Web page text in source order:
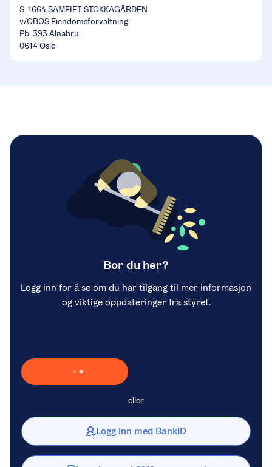
S. 1664 SAMEIET STOKKAGÅRDEN
v/OBOS Eiendomsforvaltning
Pb. 393 Alnabru
0614 Oslo
Bor du her?
Logg inn for å se om du har tilgang til mer informasjon
og viktige oppdateringer fra styret.
Laster inn Vipps …
eller
Logg inn med BankID